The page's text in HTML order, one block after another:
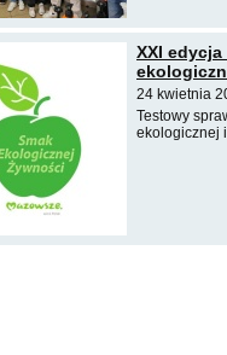
XXI
24 kwietnia
Testowy
ekologicznej